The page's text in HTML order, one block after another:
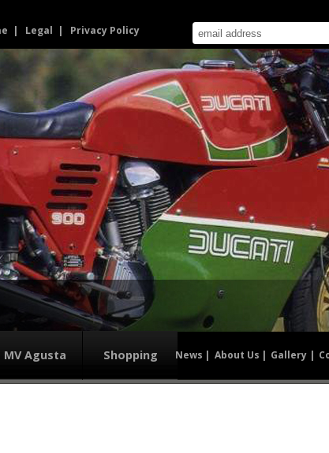
Legal Privacy Policy
MV Agusta Shopping News About Us Gallery